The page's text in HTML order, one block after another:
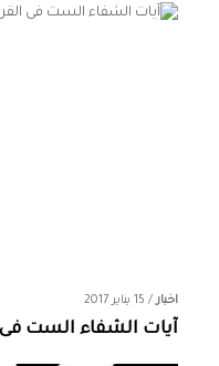
اخبار/ 15 يناير 2017
آيات الشفاء الست فى